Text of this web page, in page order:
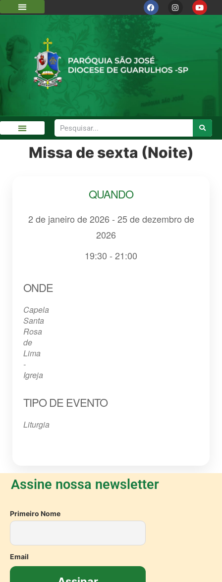
Missa de sexta (Noite)
QUANDO
2 de janeiro de 2026 - 25 de dezembro de
2026
19:30 - 21:00
ONDE
Capela
Santa
Rosa
de
Lima
-
Igreja
TIPO DE EVENTO
Liturgia
Assine nossa newsletter
Primeiro Nome
Email